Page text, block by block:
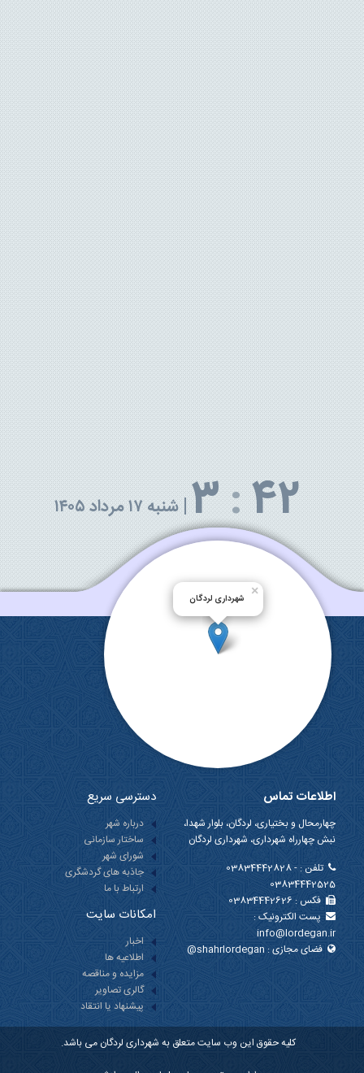
3:42
|شنبه ۱۷ مرداد ۱۴۰۵
شهرداری لردگان
×
اطلاعات تماس
چهارمحال و بختیاری، لردگان، بلوار شهدا،
نبش چهارراه شهرداری، شهرداری لردگان
تلفن : 03834442828 -
03834442525
فکس : 03834442626
پست الکترونیک :
info@lordegan.ir
فضای مجازی : @shahrlordegan
دسترسی سریع
درباره شهر
ساختار سازمانی
شورای شهر
جاذبه های گردشگری
ارتباط با ما
امکانات سایت
اخبار
اطلاعیه ها
مزایده و مناقصه
گالری تصاویر
پیشنهاد یا انتقاد
کلیه حقوق این وب سایت متعلق به شهرداری لردگان می باشد.